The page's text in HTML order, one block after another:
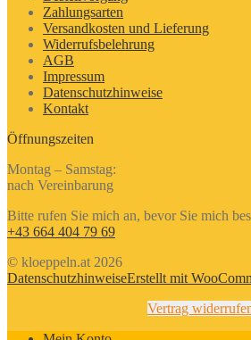
Zahlungsarten
Versandkosten und Lieferung
Widerrufsbelehrung
AGB
Impressum
Datenschutzhinweise
Kontakt
Öffnungszeiten
Montag – Samstag:
nach Vereinbarung
Bitte rufen Sie mich an, bevor Sie mich
+43 664 404 79 69
© kloeppeln.at 2026
DatenschutzhinweiseErstellt mit
Vertrag